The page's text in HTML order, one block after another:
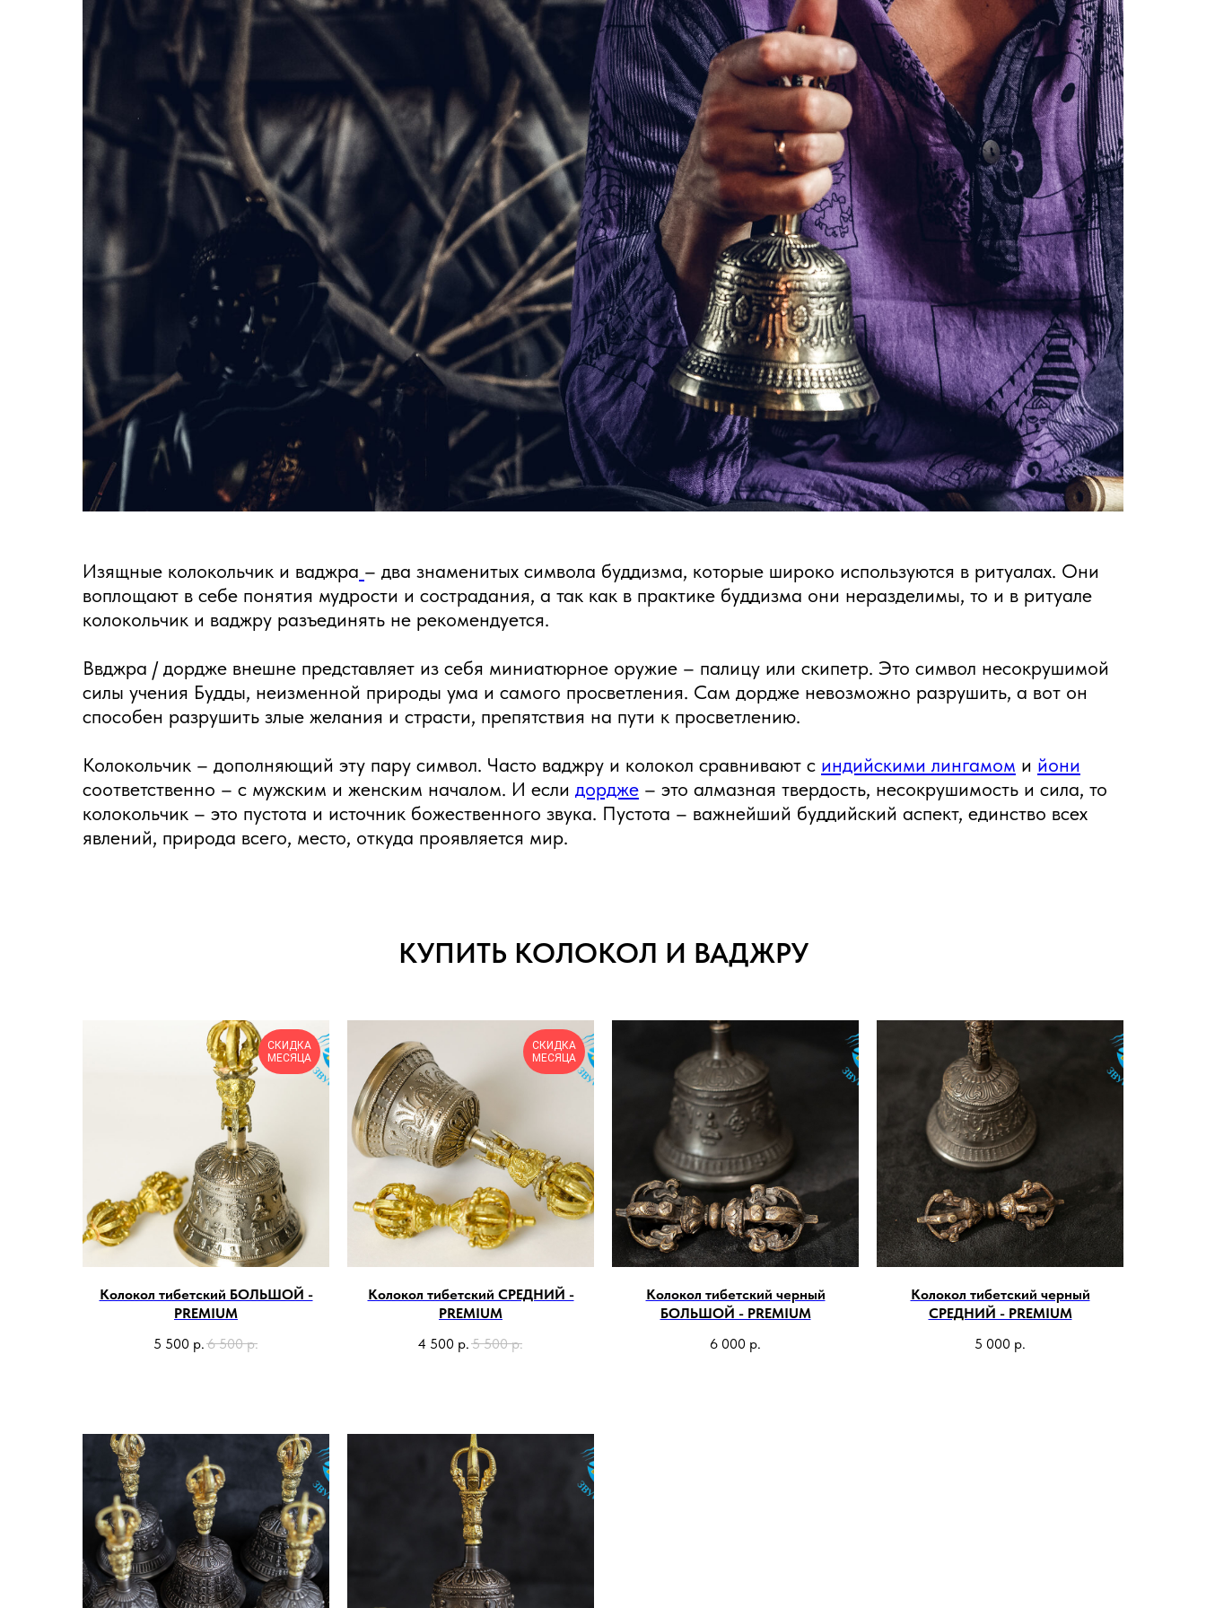
Изящные колокольчик и ваджра – два знаменитых символа буддизма, которые широко используются в ритуалах. Они
воплощают в себе понятия мудрости и сострадания, а так как в практике буддизма они неразделимы, то и в ритуале
колокольчик и ваджру разъединять не рекомендуется.
Ввджра / дордже внешне представляет из себя миниатюрное оружие – палицу или скипетр. Это символ несокрушимой
силы учения Будды, неизменной природы ума и самого просветления. Сам дордже невозможно разрушить, а вот он
способен разрушить злые желания и страсти, препятствия на пути к просветлению.
Колокольчик – дополняющий эту пару символ. Часто ваджру и колокол сравнивают с индийскими лингамом и йони
соответственно – с мужским и женским началом. И если дордже – это алмазная твердость, несокрушимость и сила, то
колокольчик – это пустота и источник божественного звука. Пустота – важнейший буддийский аспект, единство всех
явлений, природа всего, место, откуда проявляется мир.
КУПИТЬ КОЛОКОЛ И ВАДЖРУ
СКИДКА
МЕСЯЦА
Колокол тибетский БОЛЬШОЙ -
PREMIUM
5 500 р. 6 500 р.
СКИДКА
МЕСЯЦА
Колокол тибетский СРЕДНИЙ -
PREMIUM
4 500 р. 5 500 р.
Колокол тибетский черный
БОЛЬШОЙ - PREMIUM
6 000 р.
Колокол тибетский черный
СРЕДНИЙ - PREMIUM
5 000 р.